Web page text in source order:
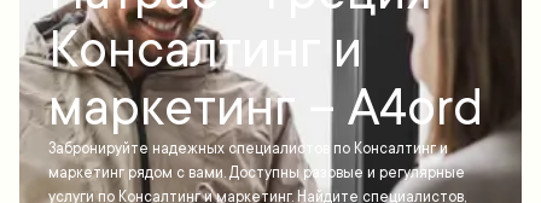
Консалтинг и
маркетинг – A4ord
Забронируйте надежных специалистов по Консалтинг и
маркетинг рядом с вами. Доступны разовые и регулярные
услуги по Консалтинг и маркетинг. Найдите специалистов,